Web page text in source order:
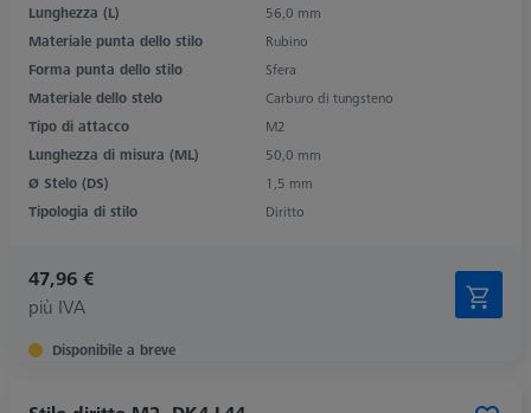
Lunghezza (L)
56,0 mm
Materiale punta dello stilo
Rubino
Forma punta dello stilo
Sfera
Materiale dello stelo
Carburo di tungsteno
Tipo di attacco
M2
Lunghezza di misura (ML)
50,0 mm
Ø Stelo (DS)
1,5 mm
Tipologia di stilo
Diritto
47,96 €
più IVA
Disponibile a breve